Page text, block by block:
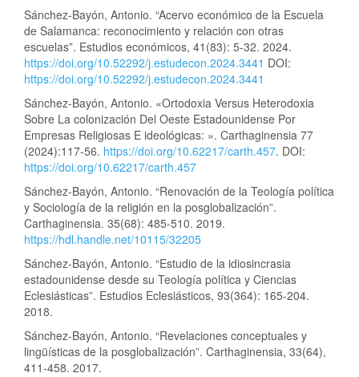
Sánchez-Bayón, Antonio. “Acervo económico de la Escuela
de Salamanca: reconocimiento y relación con otras
escuelas”. Estudios económicos, 41(83): 5-32. 2024.
https://doi.org/10.52292/j.estudecon.2024.3441 DOI:
https://doi.org/10.52292/j.estudecon.2024.3441
Sánchez-Bayón, Antonio. «Ortodoxia Versus Heterodoxia
Sobre La colonización Del Oeste Estadounidense Por
Empresas Religiosas E ideológicas: ». Carthaginensia 77
(2024):117-56. https://doi.org/10.62217/carth.457. DOI:
https://doi.org/10.62217/carth.457
Sánchez-Bayón, Antonio. “Renovación de la Teología política
y Sociología de la religión en la posglobalización”.
Carthaginensia. 35(68): 485-510. 2019.
https://hdl.handle.net/10115/32205
Sánchez-Bayón, Antonio. “Estudio de la idiosincrasia
estadounidense desde su Teología política y Ciencias
Eclesiásticas”. Estudios Eclesiásticos, 93(364): 165-204.
2018.
Sánchez-Bayón, Antonio. “Revelaciones conceptuales y
lingüísticas de la posglobalización”. Carthaginensia, 33(64),
411-458. 2017.